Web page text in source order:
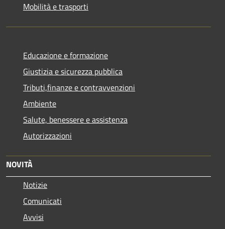
Mobilità e trasporti
Educazione e formazione
Giustizia e sicurezza pubblica
Tributi,finanze e contravvenzioni
Ambiente
Salute, benessere e assistenza
Autorizzazioni
NOVITÀ
Notizie
Comunicati
Avvisi